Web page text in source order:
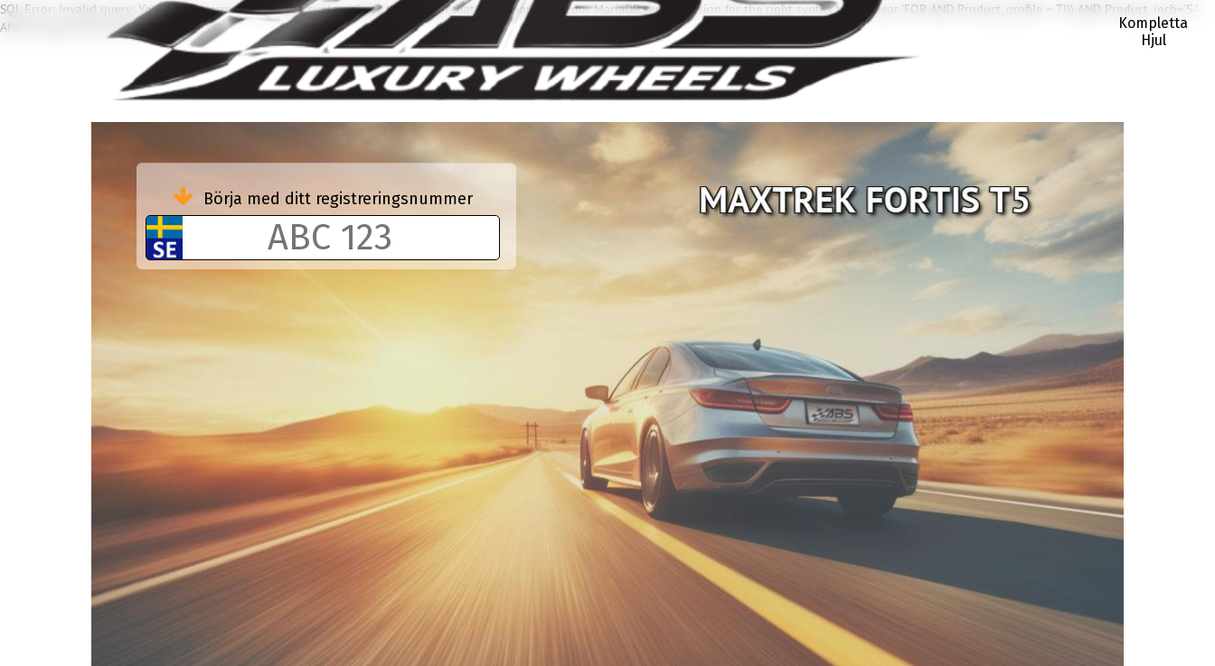
Kompletta
Hjul
SQL Error: Invalid query: You have an error in your SQL syntax; check the manual that corresponds to your MariaDB server version for the right syntax to use near 'FOR AND Product_profile = TI)) AND Product_inch='S-'
AND buyType NOT IN ('OFR...' at line 1
Börja med ditt registreringsnummer